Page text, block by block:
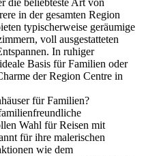
die beliebteste Art von
in der gesamten Region
typischerweise geräumige
voll ausgestatteten
In ruhiger
Basis für Familien oder
der Region Centre in
für Familien?
Wahl für Reisen mit
für ihre malerischen
wie dem